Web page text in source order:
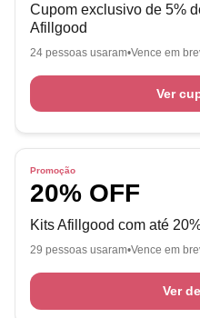
Cupom exclusivo de 5%
Afillgood
24 pessoas usaram Vence em
Ver
Promoção
20% OFF
Kits Afillgood com até
29 pessoas usaram Vence em
Ver